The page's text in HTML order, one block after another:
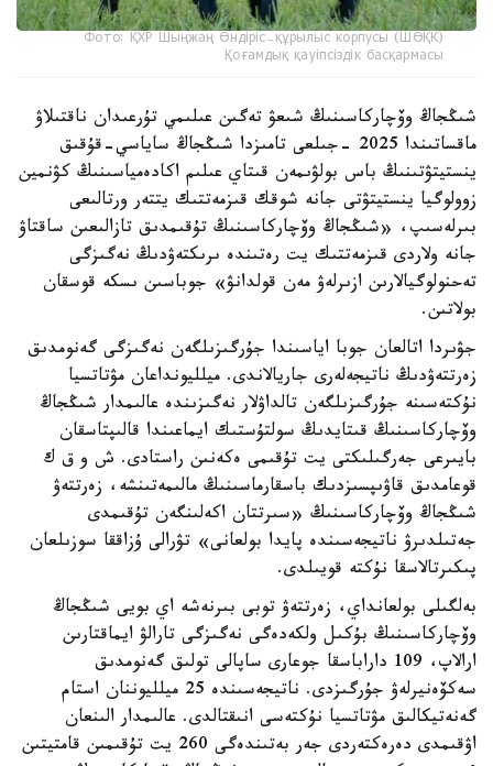
Фото: ҚХР Шыңжаң Өндіріс-құрылыс корпусы (ШӨҚК)
Қоғамдық қауіпсіздік басқармасы
شىڭجاڭ وۆچاركاسىنىڭ شىعۋ تەگىن عىلىمي تۇرعىدان ناقتىلاۋ
ماقساتىندا 2025 -جىلعى تامىزدا شىڭجاڭ ساياسي-قۇقىق
ينستيتۋتىنىڭ باس بولۋىمەن قىتاي عىلىم اكادەمياسىنىڭ كۋنمين
زوولوگيا ينستيتۋتى جانە شوقك قىزمەتتىك يتتەر ورتالىعى
بىرلەسىپ، «شىڭجاڭ وۆچاركاسىنىڭ تۇقىمدىق تازالىعىن ساقتاۋ
جانە ولاردى قىزمەتتىك يت رەتىندە ىرىكتەۋدىڭ نەگىزگى
تەحنولوگيالارىن ازىرلەۋ مەن قولدانۋ» جوباسىن ىسكە قوسقان
بولاتىن.
جۋىردا اتالعان جوبا اياسىندا جۇرگىزىلگەن نەگىزگى گەنومدىق
زەرتتەۋدىڭ ناتيجەلەرى جاريالاندى. ميلليونداعان مۋتاتسيا
نۇكتەسىنە جۇرگىزىلگەن تالداۋلار نەگىزىندە عالىمدار شىڭجاڭ
وۆچاركاسىنىڭ قىتايدىڭ سولتۇستىك ايماعىندا قالىپتاسقان
بايىرعى جەرگىلىكتى يت تۇقىمى ەكەنىن راستادى. ش و ق ك
قوعامدىق قاۋىپسىزدىك باسقارماسىنىڭ مالىمەتىنشە، زەرتتەۋ
شىڭجاڭ وۆچاركاسىنىڭ «سىرتتان اكەلىنگەن تۇقىمدى
جەتىلدىرۋ ناتيجەسىندە پايدا بولعانى» تۋرالى ۇزاققا سوزىلعان
پىكىرتالاسقا نۇكتە قويىلدى.
بەلگىلى بولعانداي، زەرتتەۋ توبى بىرنەشە اي بويى شىڭجاڭ
وۆچاركاسىنىڭ بۇكىل ولكەدەگى نەگىزگى تارالۋ ايماقتارىن
ارالاپ، 109 داراباسقا جوعارى ساپالى تولىق گەنومدىق
سەكۆەنيرلەۋ جۇرگىزدى. ناتيجەسىندە 25 ميلليوننان استام
گەنەتيكالىق مۋتاتسيا نۇكتەسى انىقتالدى. عالىمدار الىنعان
اۋقىمدى دەرەكتەردى جەر بەتىندەگى 260 يت تۇقىمىن قامتيتىن